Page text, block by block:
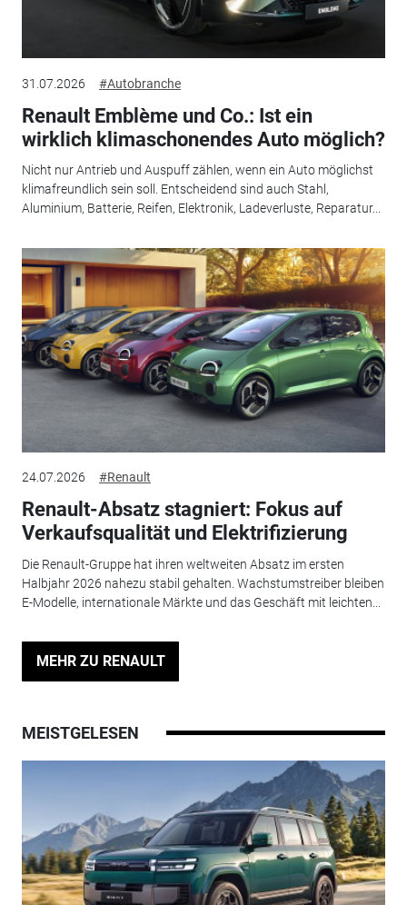
31.07.2026 #Autobranche
Renault Emblème und Co.: Ist ein
wirklich klimaschonendes Auto möglich?
Nicht nur Antrieb und Auspuff zählen, wenn ein Auto möglichst
klimafreundlich sein soll. Entscheidend sind auch Stahl,
Aluminium, Batterie, Reifen, Elektronik, Ladeverluste, Reparatur...
24.07.2026 #Renault
Renault-Absatz stagniert: Fokus auf
Verkaufsqualität und Elektrifizierung
Die Renault-Gruppe hat ihren weltweiten Absatz im ersten
Halbjahr 2026 nahezu stabil gehalten. Wachstumstreiber bleiben
E-Modelle, internationale Märkte und das Geschäft mit leichten...
MEHR ZU RENAULT
MEISTGELESEN